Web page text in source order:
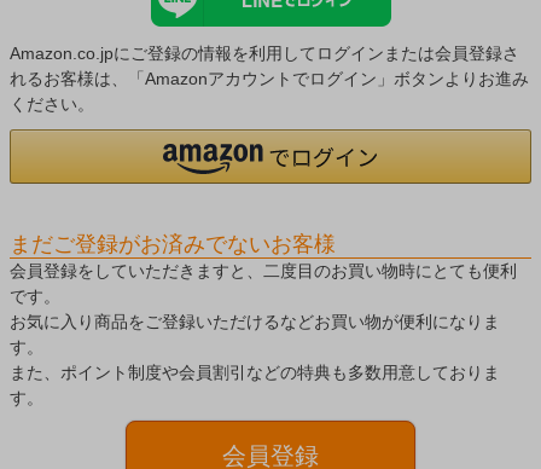
Amazon.co.jpにご登録の情報を利用してログインまたは会員登録さ
れるお客様は、「Amazonアカウントでログイン」ボタンよりお進み
ください。
まだご登録がお済みでないお客様
会員登録をしていただきますと、二度目のお買い物時にとても便利
です。
お気に入り商品をご登録いただけるなどお買い物が便利になりま
す。
また、ポイント制度や会員割引などの特典も多数用意しておりま
す。
会員登録